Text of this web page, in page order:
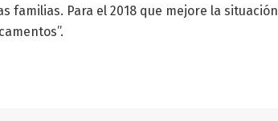
familias. Para el 2018 que mejore la situación